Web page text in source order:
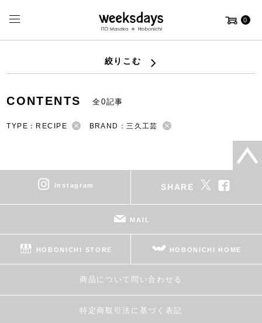
0
絞りこむ
CONTENTS 全0記事
TYPE：RECIPE BRAND：三久工芸
instagram SHARE
MAIL
HOBONICHI STORE HOBONICHI HOME
商品について問い合わせる
特定商取引法に基づく表記